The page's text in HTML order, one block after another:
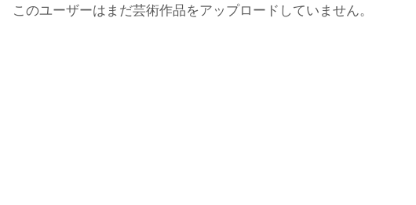
このユーザーはまだ芸術作品をアップロードしていません。